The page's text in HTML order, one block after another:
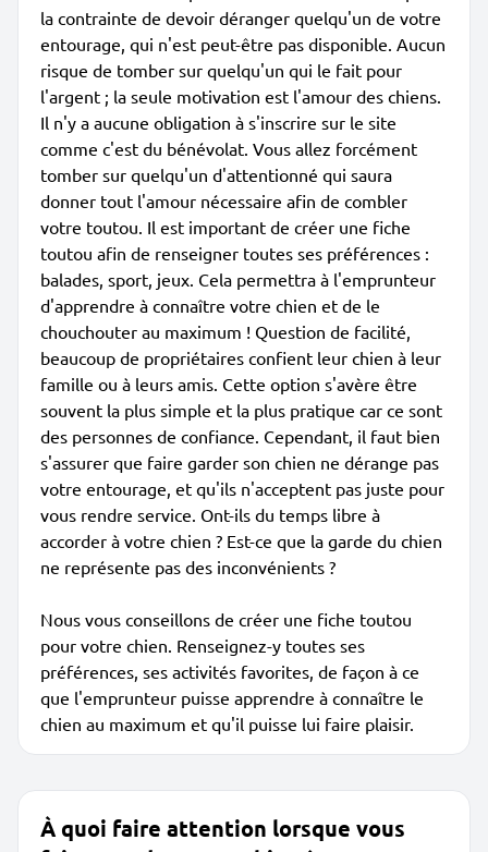
la contrainte de devoir déranger quelqu'un de votre
entourage, qui n'est peut-être pas disponible. Aucun
risque de tomber sur quelqu'un qui le fait pour
l'argent ; la seule motivation est l'amour des chiens.
Il n'y a aucune obligation à s'inscrire sur le site
comme c'est du bénévolat. Vous allez forcément
tomber sur quelqu'un d'attentionné qui saura
donner tout l'amour nécessaire afin de combler
votre toutou. Il est important de créer une fiche
toutou afin de renseigner toutes ses préférences :
balades, sport, jeux. Cela permettra à l'emprunteur
d'apprendre à connaître votre chien et de le
chouchouter au maximum ! Question de facilité,
beaucoup de propriétaires confient leur chien à leur
famille ou à leurs amis. Cette option s'avère être
souvent la plus simple et la plus pratique car ce sont
des personnes de confiance. Cependant, il faut bien
s'assurer que faire garder son chien ne dérange pas
votre entourage, et qu'ils n'acceptent pas juste pour
vous rendre service. Ont-ils du temps libre à
accorder à votre chien ? Est-ce que la garde du chien
ne représente pas des inconvénients ?
Nous vous conseillons de créer une fiche toutou
pour votre chien. Renseignez-y toutes ses
préférences, ses activités favorites, de façon à ce
que l'emprunteur puisse apprendre à connaître le
chien au maximum et qu'il puisse lui faire plaisir.
À quoi faire attention lorsque vous